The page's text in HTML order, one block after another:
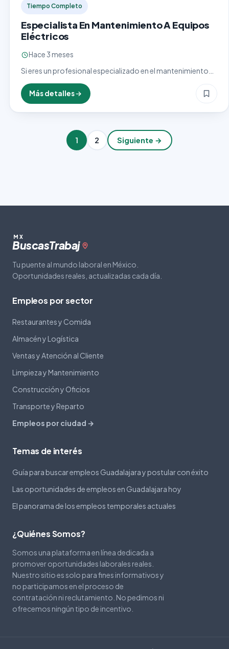
Tiempo Completo
Especialista En Mantenimiento A Equipos
Eléctricos
Hace 3 meses
Si eres un profesional especializado en el mantenimiento
de equipos eléctricos y buscas un nuevo desafío en tu
carrera, IGSA MEDICAL ADMINISTRACION DE PERSONAL
tiene una…
Más detalles
1 2 Siguiente →
MX
BuscasTrabaj
Tu puente al mundo laboral en México.
Oportunidades reales, actualizadas cada día.
Empleos por sector
Restaurantes y Comida
Almacén y Logística
Ventas y Atención al Cliente
Limpieza y Mantenimiento
Construcción y Oficios
Transporte y Reparto
Empleos por ciudad →
Temas de interés
Guía para buscar empleos Guadalajara y postular con éxito
Las oportunidades de empleos en Guadalajara hoy
El panorama de los empleos temporales actuales
¿Quiénes Somos?
Somos una plataforma en línea dedicada a
promover oportunidades laborales reales.
Nuestro sitio es solo para fines informativos y
no participamos en el proceso de
contratación ni reclutamiento. No pedimos ni
ofrecemos ningún tipo de incentivo.